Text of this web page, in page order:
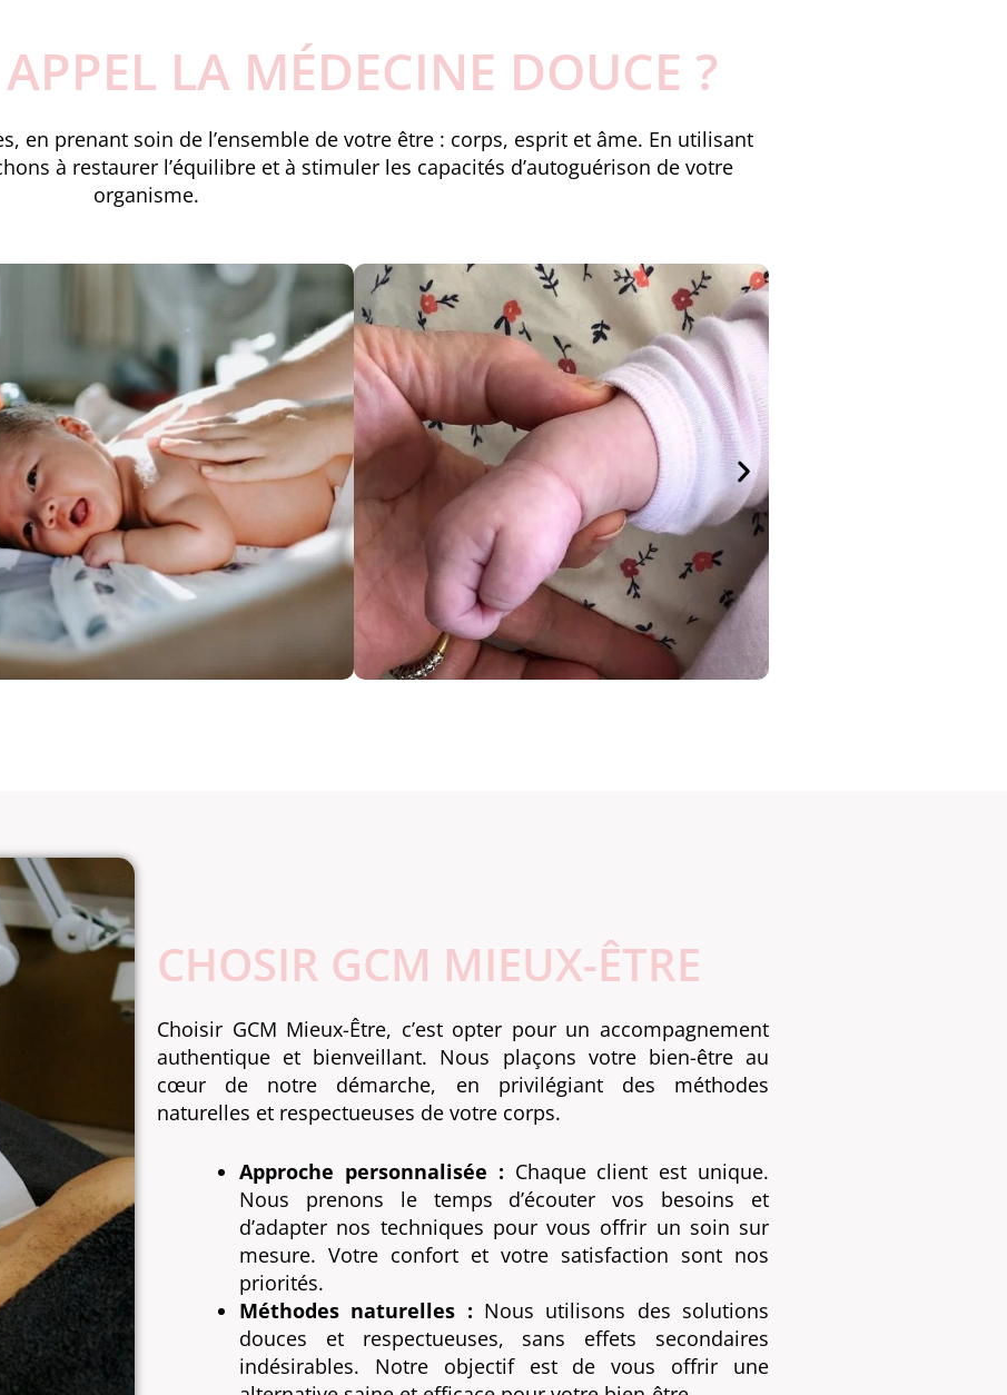
LA MÉDECINE DOUCE ?
en prenant soin de l’ensemble de votre être : corps, esprit et âme. En utilisant
à restaurer l’équilibre et à stimuler les capacités d’autoguérison de votre
organisme.
CHOSIR GCM MIEUX-ÊTRE
Choisir GCM Mieux-Être, c’est opter pour un accompagnement
authentique et bienveillant. Nous plaçons votre bien-être au
cœur de notre démarche, en privilégiant des méthodes
naturelles et respectueuses de votre corps.
Approche personnalisée : Chaque client est unique.
Nous prenons le temps d’écouter vos besoins et
d’adapter nos techniques pour vous offrir un soin sur
mesure. Votre confort et votre satisfaction sont nos
priorités.
Méthodes naturelles : Nous utilisons des solutions
douces et respectueuses, sans effets secondaires
indésirables. Notre objectif est de vous offrir une